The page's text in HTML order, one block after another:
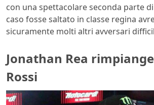
con una spettacolare seconda parte
caso fosse saltato in classe regina
sicuramente molti altri avversari
Jonathan Rea
Rossi